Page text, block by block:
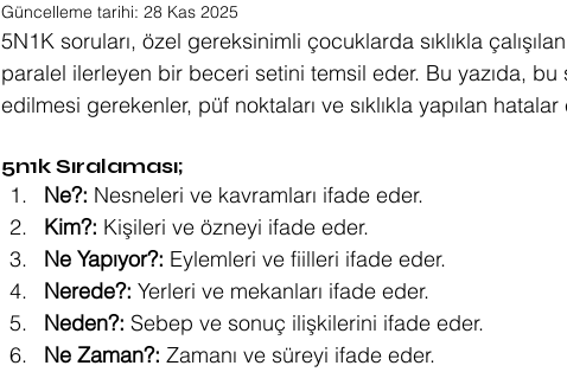
Güncelleme tarihi: 28 Kas 2025
5N1K soruları, özel gereksinimli çocuklarda sıklıkla
paralel ilerleyen bir beceri setini temsil eder. Bu yazıda, bu
edilmesi gerekenler, püf noktaları ve sıklıkla yapılan hatalar
5n1k Sıralaması;
Ne?: Nesneleri ve kavramları ifade eder.
Kim?: Kişileri ve özneyi ifade eder.
Ne Yapıyor?: Eylemleri ve fiilleri ifade eder.
Nerede?: Yerleri ve mekanları ifade eder.
Neden?: Sebep ve sonuç ilişkilerini ifade eder.
Ne Zaman?: Zamanı ve süreyi ifade eder.